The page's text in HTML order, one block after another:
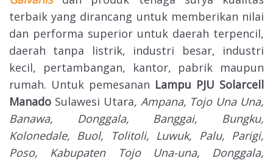
terbaik yang dirancang untuk memberikan nilai
dan performa superior untuk daerah terpencil,
daerah tanpa listrik, industri besar, industri
kecil, pertambangan, kantor, pabrik maupun
rumah. Untuk pemesanan Lampu PJU Solarcell
Manado Sulawesi Utara, Ampana, Tojo Una Una,
Banawa, Donggala, Banggai, Bungku,
Kolonedale, Buol, Tolitoli, Luwuk, Palu, Parigi,
Poso, Kabupaten Tojo Una-una, Donggala,